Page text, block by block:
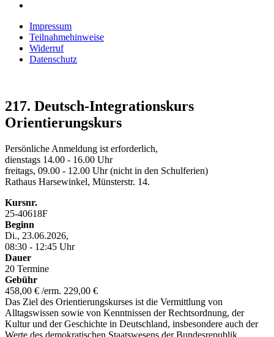
Impressum
Teilnahmehinweise
Widerruf
Datenschutz
217. Deutsch-Integrationskurs
Orientierungskurs
Persönliche Anmeldung ist erforderlich,
dienstags 14.00 - 16.00 Uhr
freitags, 09.00 - 12.00 Uhr (nicht in den Schulferien)
Rathaus Harsewinkel, Münsterstr. 14.
Kursnr.
25-40618F
Beginn
Di., 23.06.2026,
08:30 - 12:45 Uhr
Dauer
20 Termine
Gebühr
458,00 € /erm. 229,00 €
Das Ziel des Orientierungskurses ist die Vermittlung von
Alltagswissen sowie von Kenntnissen der Rechtsordnung, der
Kultur und der Geschichte in Deutschland, insbesondere auch der
Werte des demokratischen Staatswesens der Bundesrepublik